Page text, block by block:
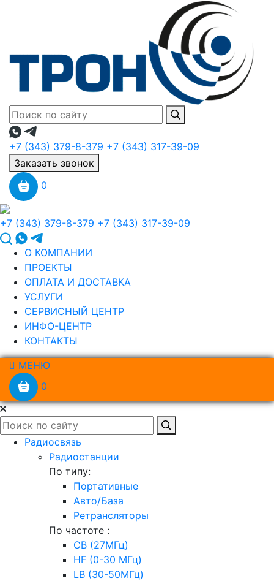
+7 (343) 379-8-379 +7 (343) 317-39-09
Заказать звонок
0
+7 (343) 379-8-379 +7 (343) 317-39-09
О КОМПАНИИ
ПРОЕКТЫ
ОПЛАТА И ДОСТАВКА
УСЛУГИ
СЕРВИСНЫЙ ЦЕНТР
ИНФО-ЦЕНТР
КОНТАКТЫ
МЕНЮ
0
Радиосвязь
Радиостанции
По типу:
Портативные
Авто/База
Ретрансляторы
По частоте :
CB (27МГц)
HF (0-30 МГц)
LB (30-50МГц)